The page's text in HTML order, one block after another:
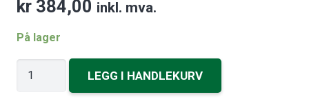
kr 384,00 inkl. mva.
På lager
Gulvkost
LEGG I HANDLEKURV